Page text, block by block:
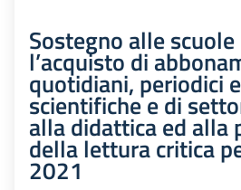
Sostegno alle
l’acquisto di
quotidiani, periodici
scientifiche e di
alla didattica ed alla
della lettura critica
2021